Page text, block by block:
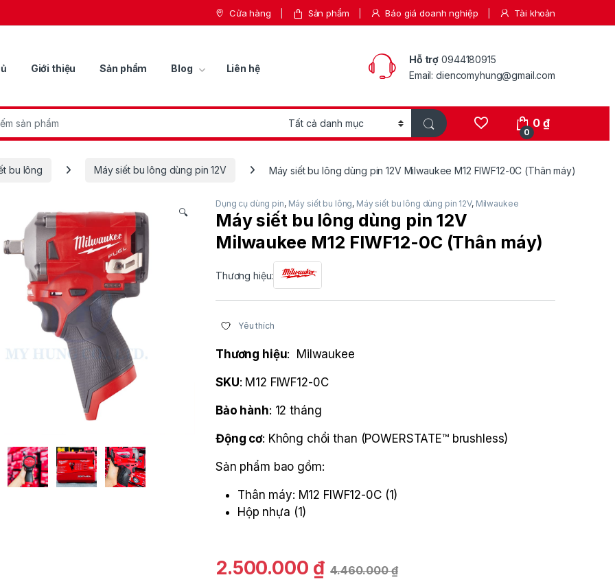
Cửa hàng Sản phẩm Báo giá doanh nghiệp Tài khoản
Giới thiệu Sản phẩm Blog Liên hệ
Hỗ trợ 0944180915
Email: diencomyhung@gmail.com
0
0₫
bu lông Máy siết bu lông dùng pin 12V Máy siết bu lông dùng pin 12V Milwaukee M12 FIWF12-0C (Thân máy)
🔍
Dụng cụ dùng pin, Máy siết bu lông, Máy siết bu lông dùng pin 12V, Milwaukee
Máy siết bu lông dùng pin 12V
Milwaukee M12 FIWF12-0C (Thân máy)
Thương hiệu:
Yêu thích
Thương hiệu: Milwaukee
SKU: M12 FIWF12-0C
Bảo hành: 12 tháng
Động cơ: Không chổi than (POWERSTATE™ brushless)
Sản phẩm bao gồm:
Thân máy: M12 FIWF12-0C (1)
Hộp nhựa (1)
2.500.000 ₫ 4.460.000₫